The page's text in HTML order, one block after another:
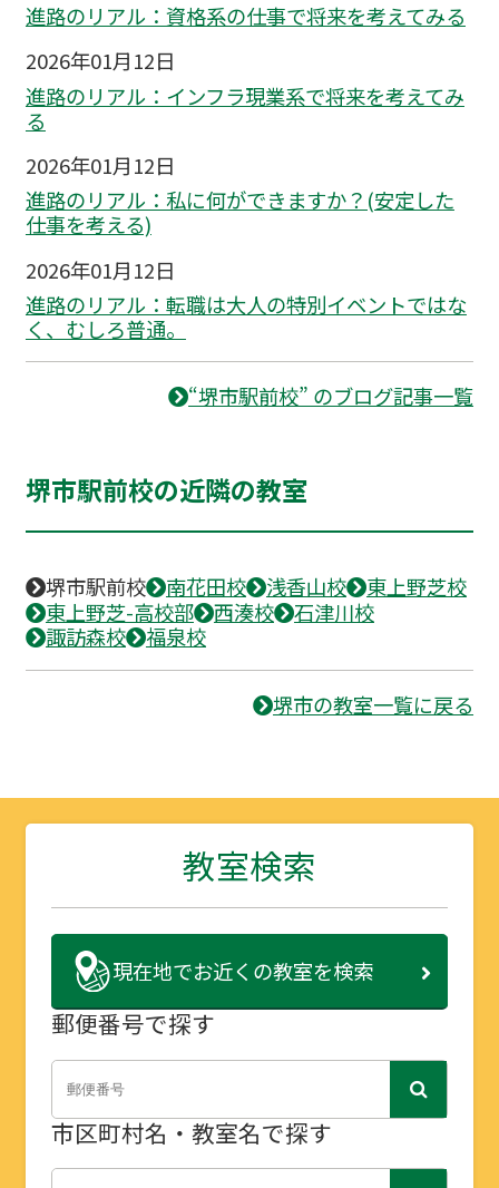
進路のリアル：資格系の仕事で将来を考えてみる
2026年01月12日
進路のリアル：インフラ現業系で将来を考えてみ
る
2026年01月12日
進路のリアル：私に何ができますか？(安定した
仕事を考える)
2026年01月12日
進路のリアル：転職は大人の特別イベントではな
く、むしろ普通。
“堺市駅前校” のブログ記事一覧
堺市駅前校の近隣の教室
堺市駅前校 南花田校 浅香山校
東上野芝校
東上野芝-高校部
西湊校
石津川校
諏訪森校
福泉校
堺市の教室一覧に戻る
教室検索
現在地でお近くの教室を検索
郵便番号で探す
市区町村名・教室名で探す